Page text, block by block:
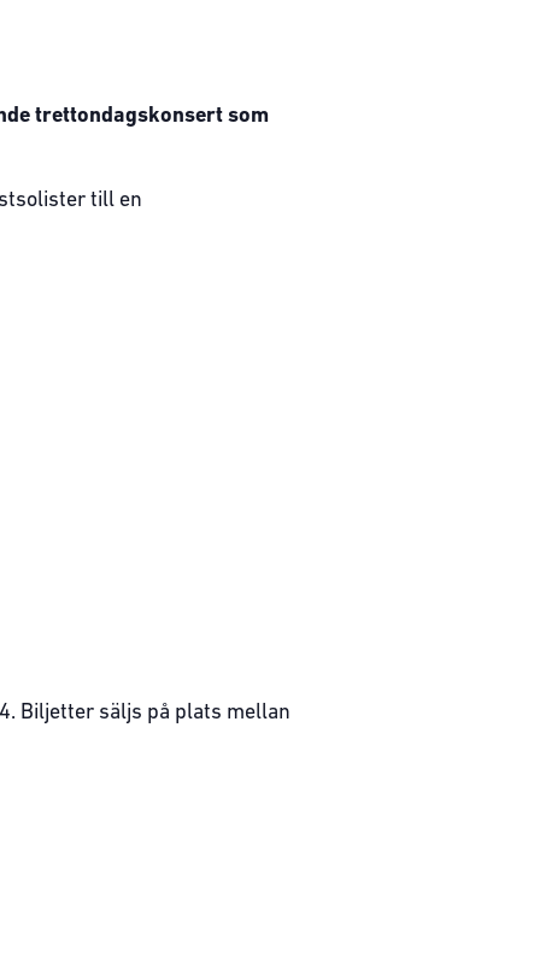
trettondagskonsert som
till en
Biljetter säljs på plats mellan